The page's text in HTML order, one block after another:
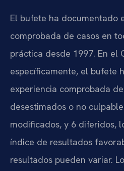
El bufete ha documentado
comprobada de casos en
práctica desde 1997. En el
específicamente, el bufete
experiencia comprobada
desestimados o no
modificados, y 6 diferidos,
índice de resultados
resultados pueden variar.